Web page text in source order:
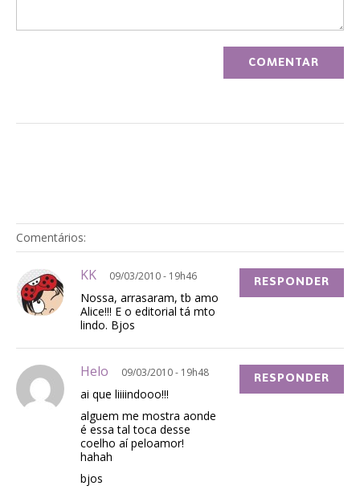
Comentários:
KK 09/03/2010 - 19h46
Nossa, arrasaram, tb amo
Alice!!! E o editorial tá mto
lindo. Bjos
RESPONDER
Helo 09/03/2010 - 19h48
ai que liiiindooo!!!
alguem me mostra aonde
é essa tal toca desse
coelho aí peloamor!
hahah
bjos
RESPONDER